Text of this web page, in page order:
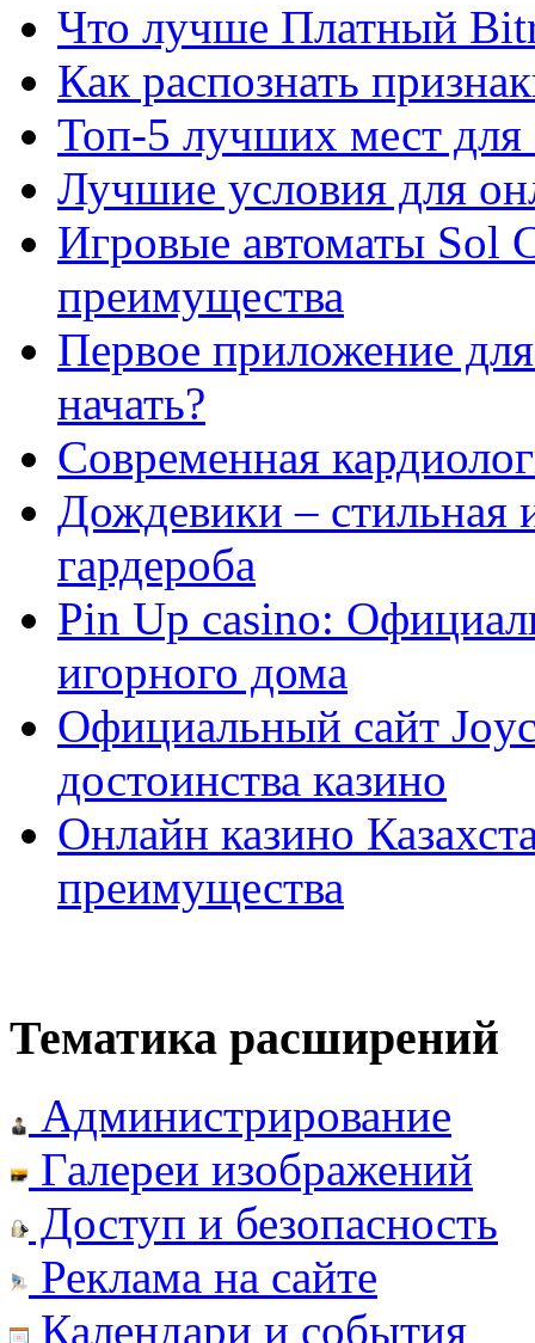
Что лучше Платный
Как распознать
Топ-5 лучших мест для
Лучшие условия для
Игровые автоматы Sol
преимущества
Первое приложение
начать?
Современная
Дождевики – стильная
гардероба
Pin Up casino:
игорного дома
Официальный сайт
достоинства казино
Онлайн казино
преимущества
Тематика расширений
Администрирование
Галереи изображений
Доступ и безопасность
Реклама на сайте
Календари и события